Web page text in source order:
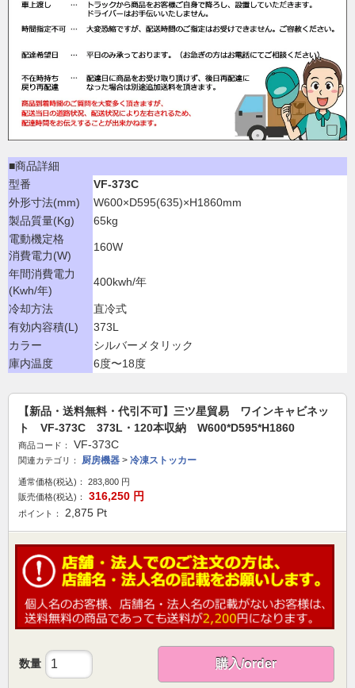
■商品詳細
型番
VF-373C
外形寸法(mm)
W600×D595(635)×H1860mm
製品質量(Kg)
65kg
電動機定格
消費電力(W)
160W
年間消費電力
(Kwh/年)
400kwh/年
冷却方法
直冷式
有効内容積(L)
373L
カラー
シルバーメタリック
庫内温度
6度〜18度
【新品・送料無料・代引不可】三ツ星貿易 ワインキャビネッ
ト VF-373C 373L・120本収納 W600*D595*H1860
商品コード： VF-373C
関連カテゴリ： 厨房機器 > 冷凍ストッカー
通常価格(税込)： 283,800 円
販売価格(税込)：
316,250 円
ポイント： 2,875 Pt
数量 購入/order